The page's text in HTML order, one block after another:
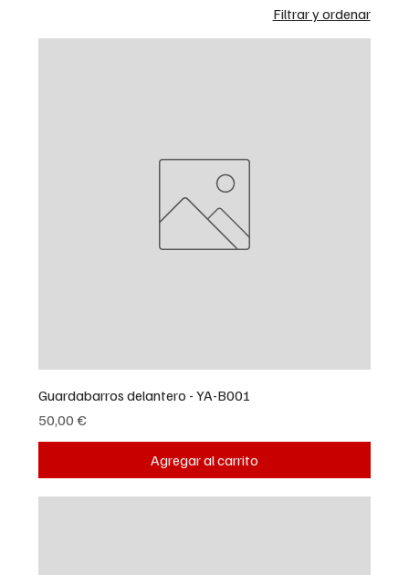
Filtrar y ordenar
Guardabarros delantero - YA-B001
Precio
50,00 €
Agregar al carrito